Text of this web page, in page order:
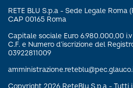
RETE BLU S.p.a - Sede Legale Roma
CAP 00165 Roma
Capitale sociale Euro 6.980.000,00 i.v
C.F. e Numero d’iscrizione del
03922811009
Copyright 2026 ReteBlu S.p.a - Tutti